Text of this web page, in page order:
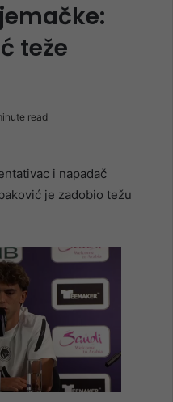
teže
read
i napadač
je zadobio težu